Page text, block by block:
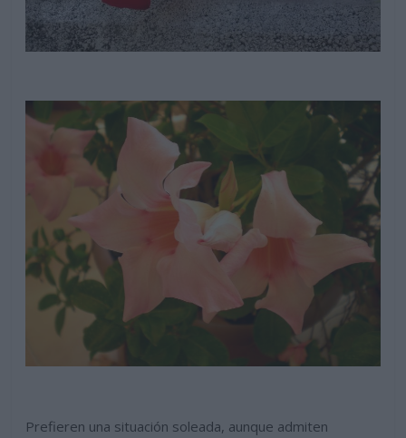
Prefieren una situación soleada, aunque admiten